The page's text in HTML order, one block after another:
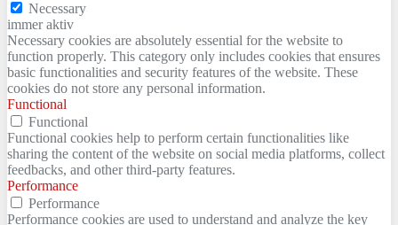
Necessary
immer aktiv
Necessary cookies are absolutely essential for the website to
function properly. This category only includes cookies that ensures
basic functionalities and security features of the website. These
cookies do not store any personal information.
Functional
Functional
Functional cookies help to perform certain functionalities like
sharing the content of the website on social media platforms, collect
feedbacks, and other third-party features.
Performance
Performance
Performance cookies are used to understand and analyze the key